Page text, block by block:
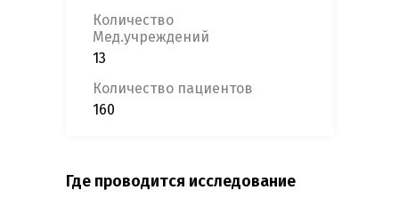
Количество
Мед.учреждений
13
Количество пациентов
160
Где проводится исследование